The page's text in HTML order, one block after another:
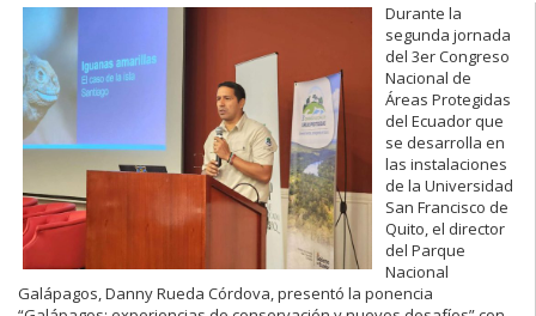
Durante la
segunda jornada
del 3er Congreso
Nacional de
Áreas Protegidas
del Ecuador que
se desarrolla en
las instalaciones
de la Universidad
San Francisco de
Quito, el director
del Parque
Nacional
Galápagos, Danny Rueda Córdova, presentó la ponencia